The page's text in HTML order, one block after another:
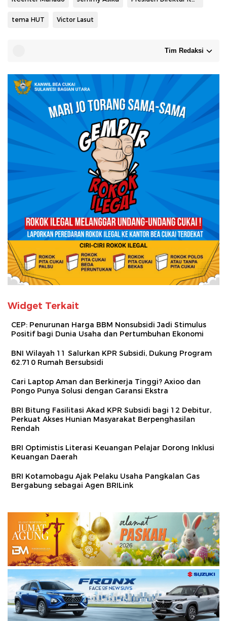
tema HUT Victor Lasut
Tim Redaksi
Widget Terkait
CEP: Penurunan Harga BBM Nonsubsidi Jadi Stimulus
Positif bagi Dunia Usaha dan Pertumbuhan Ekonomi
BNI Wilayah 11 Salurkan KPR Subsidi, Dukung Program
62.710 Rumah Bersubsidi
Cari Laptop Aman dan Berkinerja Tinggi? Axioo dan
Pongo Punya Solusi dengan Garansi Ekstra
BRI Bitung Fasilitasi Akad KPR Subsidi bagi 12 Debitur,
Perkuat Akses Hunian Masyarakat Berpenghasilan
Rendah
BRI Optimistis Literasi Keuangan Pelajar Dorong Inklusi
Keuangan Daerah
BRI Kotamobagu Ajak Pelaku Usaha Pangkalan Gas
Bergabung sebagai Agen BRILink